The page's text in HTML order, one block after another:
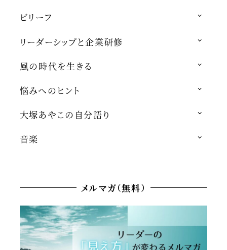
ビリーフ
リーダーシップと企業研修
風の時代を生きる
悩みへのヒント
大塚あやこの自分語り
音楽
メルマガ（無料）